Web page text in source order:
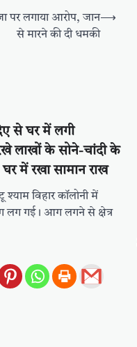
पर लगाया आरोप, जान
से मारने की दी धमकी
⟶
से घर में लगी
लाखों के सोने-चांदी के
में रखा सामान राख
विहार कॉलोनी में
लग गई। आग लगने से क्षेत्र